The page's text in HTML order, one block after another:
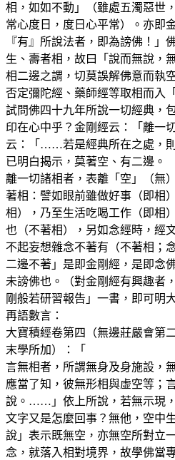
相，如如不動」（雖處五濁惡世
常心度日，度日心平常）。亦即
『有』所說法者，即為謗佛！」
生、壽者相，故曰「說而無說，
相二邊之謂，切莫誤解佛意而執
否定彌陀經、藥師經等取相而入
試問佛四十九年所說一切經典，
印在心中乎？金剛經云：「離一
云：「……若是經典所在之處，
已明白揭示，莫著空、有二邊。
離一切諸相者，表離「空」（無
著相：譬如眼前雖做好事（即相
相），乃至生活吃喝工作（即相
也（不著相），另如念經時，經
不起妄想雜念不著有（不著相；
二邊不著」是即金剛經，是即念
未謗佛也。（對金剛經有興趣者
剛般若研習報告」一書，即可明
再語數言：
大寶積經卷第四（無邊莊嚴會第
末學所加）：「
言無相者，所謂無身及身施設，
應當了知，彼無形相與虚空等；
說。……」依上所說，若無示現
文字又是怎麼回事？無他，空中
說」表示既無空，亦無空所對立
念，就落入相對境界，故學佛當